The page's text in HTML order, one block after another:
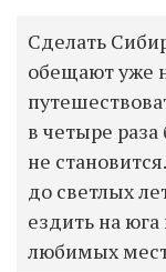
Сделать
обещают уже
в четыре
не
до светлых
ездить на юга
любимых